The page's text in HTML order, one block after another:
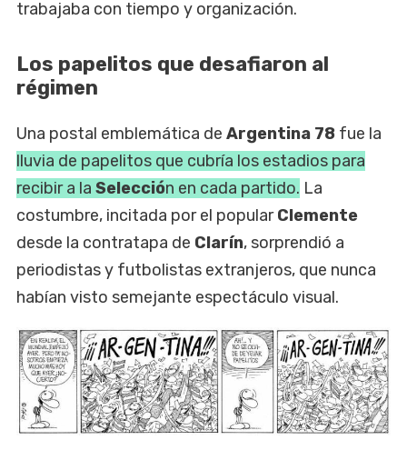
trabajaba con tiempo y organización.
Los papelitos que desafiaron al
régimen
Una postal emblemática de Argentina 78 fue la
lluvia de papelitos que cubría los estadios para
recibir a la Selección en cada partido. La
costumbre, incitada por el popularClemente
desde la contratapa de Clarín, sorprendió a
periodistas y futbolistas extranjeros, que nunca
habían visto semejante espectáculo visual.